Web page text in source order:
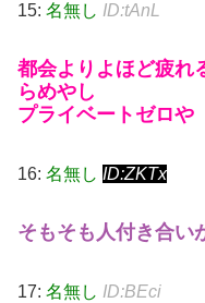
15: 名無し ID:tAnL
都会よりよほど疲れ
らめやし
プライベートゼロや
16: 名無し ID:ZKTx
そもそも人付き合い
17: 名無し ID:BEci